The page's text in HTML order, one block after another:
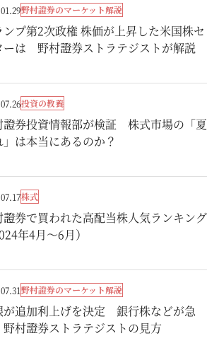
野村證券のマーケット解説
ンプ第2次政権 株価が上昇した米国株セ
ーは 野村證券ストラテジストが解説
投資の教養
證券投資情報部が検証 株式市場の「夏
は本当にあるのか？
株式
證券で買われた高配当株人気ランキング
年4月～6月）
野村證券のマーケット解説
が追加利上げを決定 銀行株などが急
村證券ストラテジストの見方